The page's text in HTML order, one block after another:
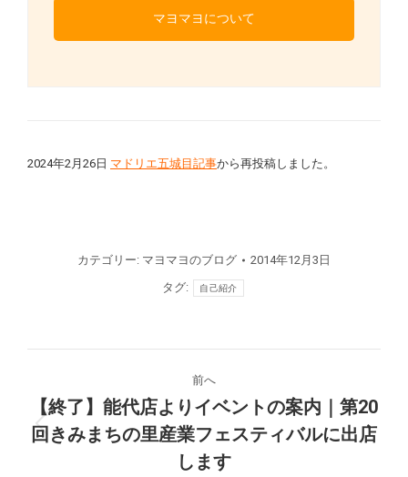
マヨマヨについて
2024年2月26日 マドリエ五城目記事から再投稿しました。
カテゴリー: マヨマヨのブログ 2014年12月3日
タグ: 自己紹介
稿
ナ
前へ
前
の
【終了】能代店よりイベントの案内｜第20
回きみまちの里産業フェスティバルに出店
します